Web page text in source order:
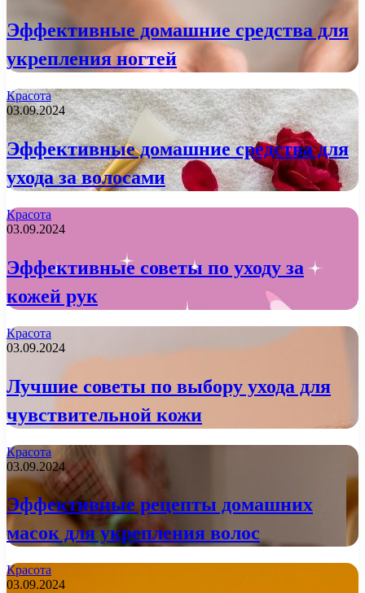
Эффективные домашние средства для
укрепления ногтей
Красота
03.09.2024
Эффективные домашние средства для
ухода за волосами
Красота
03.09.2024
Эффективные советы по уходу за
кожей рук
Красота
03.09.2024
Лучшие советы по выбору ухода для
чувствительной кожи
Красота
03.09.2024
Эффективные рецепты домашних
масок для укрепления волос
Красота
03.09.2024